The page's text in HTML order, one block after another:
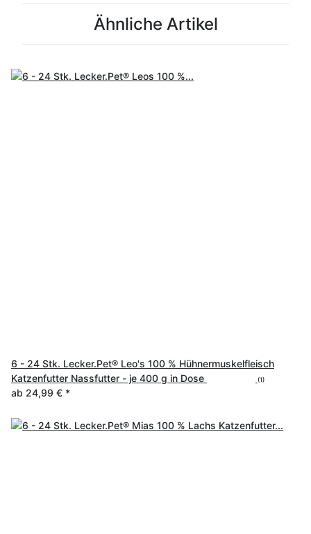
Ähnliche Artikel
6 - 24 Stk. Lecker.Pet® Leo's 100 % Hühnermuskelfleisch
Katzenfutter Nassfutter - je 400 g in Dose
(1)
ab 24,99 € *